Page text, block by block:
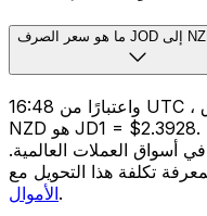
واعتبارًا من 16:48 UTC ، فإن معدل منتصف السوق JOD إلى
NZD هو JD1 = $2.3928. سعر منتصف السوق هو نقطة
أسواق العملات العالمية.
الأموال.